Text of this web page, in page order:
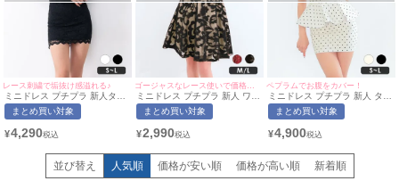
レース刺繍で垢抜け感溢れる♪
ミニドレス プチプラ 新人タイ
ト 長袖 セクシー ラウンジ レ
ース 花柄 低身長 露出控えめ
(ちぴたん着用/S〜Lサイズ対
まとめ買い対象
¥4,290
ゴージャスなレース使いで価格以上の品質♪
ミニドレス プチプラ 新人 ワン
ピース フレア ホルターネック
セクシー ラウンジ レース 低身
切り替え 黒 キャバドレス (ひ
| myMinette/マイミネット
まとめ買い対象
¥2,990
ペプラムでお腹をカバー！
ミニドレス プチプラ 新人 タイ
ト ペプラム ホルターネック ド
ット柄 低身長 谷間 バストハー
レス (ちぴたん着用/S~Lサイズ
ト
まとめ買い対象
¥4,900
並び替え 人気順 価格が安い順 価格が高い順 新着順